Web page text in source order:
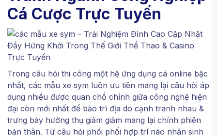
Cá Cược Trực Tuyến
Trong câu hỏi thi công một hệ ứng dụng cá online bậc
nhất, các mẫu xe sym luôn ưu tiên mang lại câu hỏi áp
dụng nhiều được quan chổ chính giữa công nghệ hiện
đại còn mới nhất để bảo trì địa do cạnh tranh nhau &
trưng bày hưởng thụ giảm giảm mang lại chính phiên
bản thân. Từ câu hỏi phối phối hợp trí não nhân sinh